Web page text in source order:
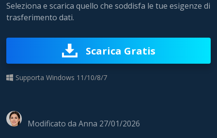
Seleziona e scarica quello che soddisfa le tue esigenze di
trasferimento dati.
Scarica Gratis
Supporta Windows 11/10/8/7
Modificato daAnna 27/01/2026